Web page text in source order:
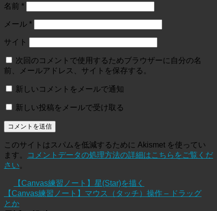
名前 *
メール *
サイト
次回のコメントで使用するためブラウザーに自分の名
前、メールアドレス、サイトを保存する。
新しいコメントをメールで通知
新しい投稿をメールで受け取る
このサイトはスパムを低減するために Akismet を使ってい
ます。
コメントデータの処理方法の詳細はこちらをご覧くだ
さい。
【Canvas練習ノート】星(Star)を描く
【Canvas練習ノート】マウス（タッチ）操作 – ドラッグ
とか